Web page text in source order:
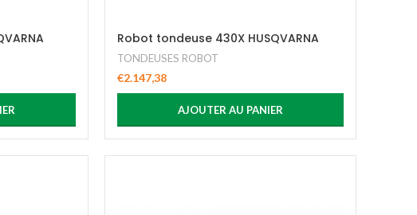
Robot tondeuse 430X HUSQVARNA
TONDEUSES ROBOT
€2.147,38
AJOUTER AU PANIER